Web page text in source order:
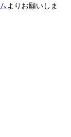
よりお願いしま